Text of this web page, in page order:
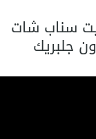
سناب شات
جلبريك